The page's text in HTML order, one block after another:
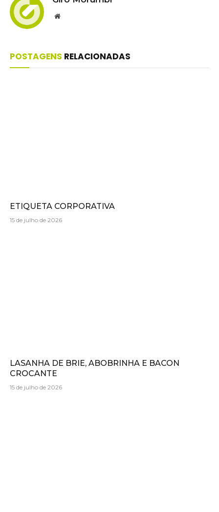
Website
POSTAGENS RELACIONADAS
ETIQUETA CORPORATIVA
15 de julho de 2026
LASANHA DE BRIE, ABOBRINHA E BACON
CROCANTE
15 de julho de 2026